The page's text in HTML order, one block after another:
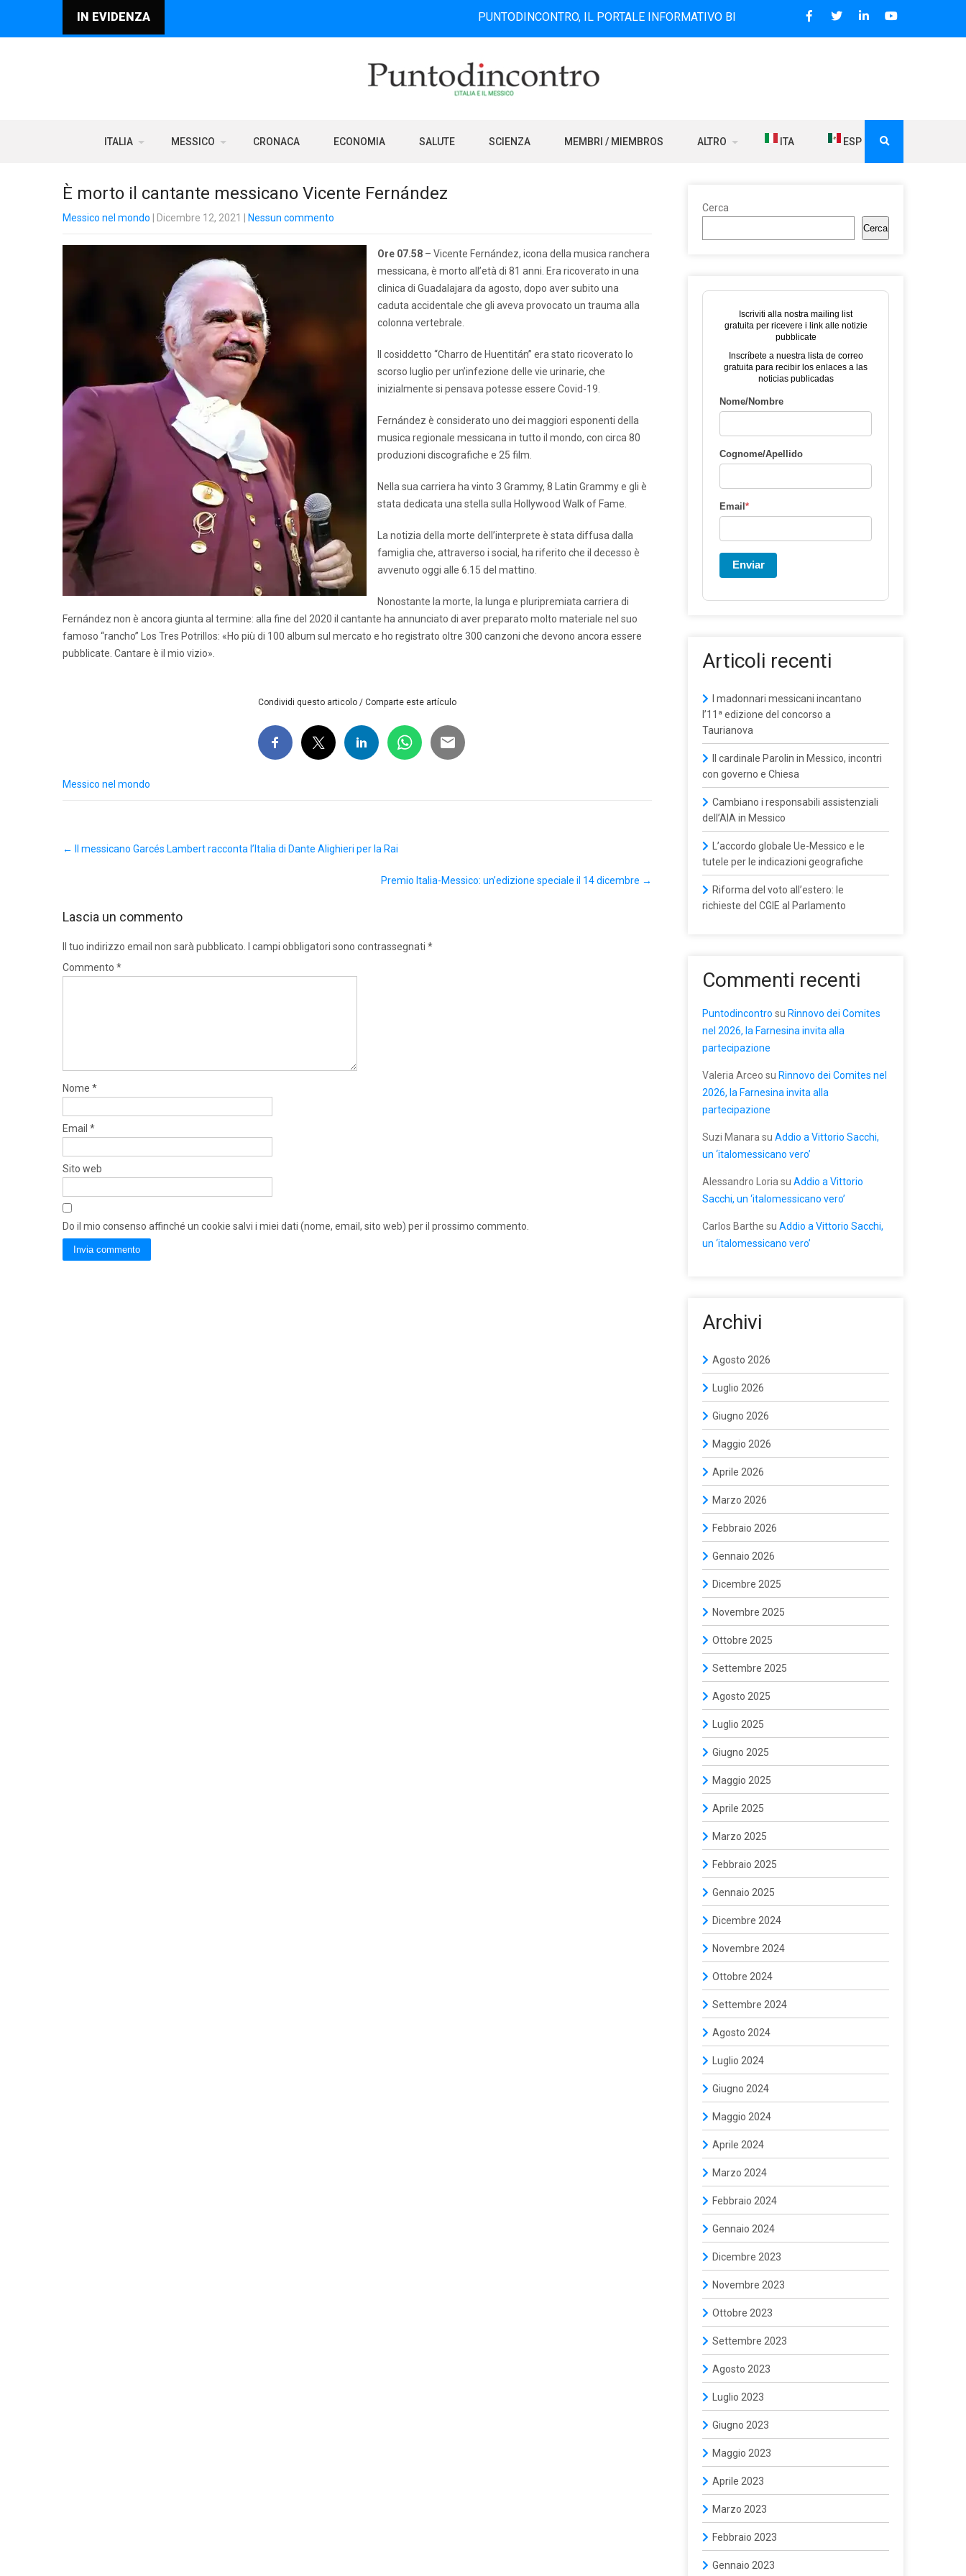
IN EVIDENZA PUNTODINCONTRO, IL PORTALE INFORMATIVO BILINGUE CHE DAL 2006 DIFFONDE NOTIZIE SUI
ITALIA MESSICO CRONACA ECONOMIA SALUTE SCIENZA MEMBRI / MIEMBROS ALTRO ITA ESP
È morto il cantante messicano Vicente Fernández
Messico nel mondo | Dicembre 12, 2021 Nessun commento
Ore 07.58 – Vicente Fernández, icona della musica ranchera
messicana, è morto all’età di 81 anni. Era ricoverato in una
clinica di Guadalajara da agosto, dopo aver subito una
caduta accidentale che gli aveva provocato un trauma alla
colonna vertebrale.
Il cosiddetto “Charro de Huentitán” era stato ricoverato lo
scorso luglio per un’infezione delle vie urinarie, che
inizialmente si pensava potesse essere Covid-19.
Fernández è considerato uno dei maggiori esponenti della
musica regionale messicana in tutto il mondo, con circa 80
produzioni discografiche e 25 film.
Nella sua carriera ha vinto 3 Grammy, 8 Latin Grammy e gli è
stata dedicata una stella sulla Hollywood Walk of Fame.
La notizia della morte dell’interprete è stata diffusa dalla
famiglia che, attraverso i social, ha riferito che il decesso è
avvenuto oggi alle 6.15 del mattino.
Nonostante la morte, la lunga e pluripremiata carriera di
Fernández non è ancora giunta al termine: alla fine del 2020 il cantante ha annunciato di aver preparato molto materiale nel suo
famoso “rancho” Los Tres Potrillos: «Ho più di 100 album sul mercato e ho registrato oltre 300 canzoni che devono ancora essere
pubblicate. Cantare è il mio vizio».
Condividi questo articolo / Comparte este artículo
Messico nel mondo
navigation
← Il messicano Garcés Lambert racconta l’Italia di Dante Alighieri per la Rai
Premio Italia-Messico: un’edizione speciale il 14 dicembre →
Lascia un commento
Il tuo indirizzo email non sarà pubblicato. I campi obbligatori sono contrassegnati *
Commento *
Nome *
Email *
Sito web
Do il mio consenso affinché un cookie salvi i miei dati (nome, email, sito web) per il prossimo commento.
Cerca
Cerca
Iscriviti alla nostra mailing list
gratuita per ricevere i link alle notizie
pubblicate
Inscríbete a nuestra lista de correo
gratuita para recibir los enlaces a las
noticias publicadas
Nome/Nombre
Cognome/Apellido
Email *
Enviar
Articoli recenti
I madonnari messicani incantano
l’11ª edizione del concorso a
Taurianova
Il cardinale Parolin in Messico, incontri
con governo e Chiesa
Cambiano i responsabili assistenziali
dell’AIA in Messico
L’accordo globale Ue-Messico e le
tutele per le indicazioni geografiche
Riforma del voto all’estero: le
richieste del CGIE al Parlamento
Commenti recenti
Puntodincontro su Rinnovo dei Comites
nel 2026, la Farnesina invita alla
partecipazione
Valeria Arceo su Rinnovo dei Comites nel
2026, la Farnesina invita alla
partecipazione
Suzi Manara su Addio a Vittorio Sacchi,
un ‘italomessicano vero’
Alessandro Loria su Addio a Vittorio
Sacchi, un ‘italomessicano vero’
Carlos Barthe su Addio a Vittorio Sacchi,
un ‘italomessicano vero’
Archivi
Agosto 2026
Luglio 2026
Giugno 2026
Maggio 2026
Aprile 2026
Marzo 2026
Febbraio 2026
Gennaio 2026
Dicembre 2025
Novembre 2025
Ottobre 2025
Settembre 2025
Agosto 2025
Luglio 2025
Giugno 2025
Maggio 2025
Aprile 2025
Marzo 2025
Febbraio 2025
Gennaio 2025
Dicembre 2024
Novembre 2024
Ottobre 2024
Settembre 2024
Agosto 2024
Luglio 2024
Giugno 2024
Maggio 2024
Aprile 2024
Marzo 2024
Febbraio 2024
Gennaio 2024
Dicembre 2023
Novembre 2023
Ottobre 2023
Settembre 2023
Agosto 2023
Luglio 2023
Giugno 2023
Maggio 2023
Aprile 2023
Marzo 2023
Febbraio 2023
Gennaio 2023